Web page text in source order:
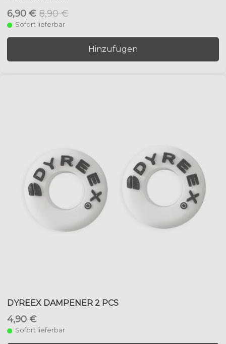
6,90 € 8,90 €
Sofort lieferbar
Hinzufügen
DYREEX DAMPENER 2 PCS
4,90 €
Sofort lieferbar